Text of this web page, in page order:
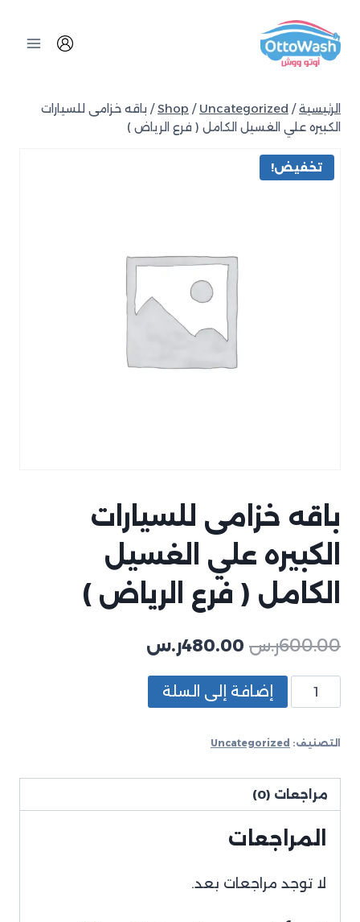
الرئيسية /
Shop / Uncategorized
/ باقه خزامى للسيارات
الكبيره علي الغسيل الكامل ( فرع الرياض )
تخفيض!
باقه خزامى للسيارات
الكبيره علي الغسيل
الكامل ( فرع الرياض )
600.00ر.س 480.00ر.س
إضافة إلى السلة
التصنيف: Uncategorized
مراجعات (0)
المراجعات
لا توجد مراجعات بعد.